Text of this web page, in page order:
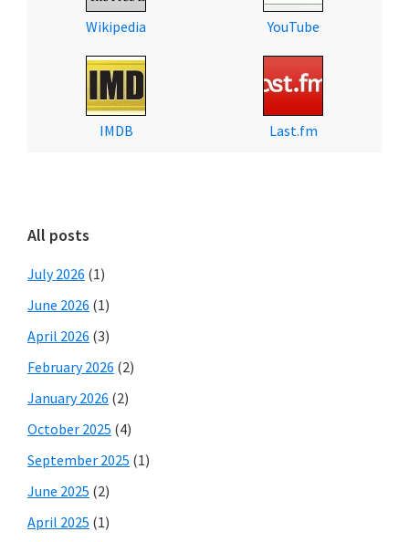
Wikipedia YouTube
IMDB Last.fm
All posts
July 2026 (1)
June 2026 (1)
April 2026 (3)
February 2026 (2)
January 2026 (2)
October 2025 (4)
September 2025 (1)
June 2025 (2)
April 2025 (1)